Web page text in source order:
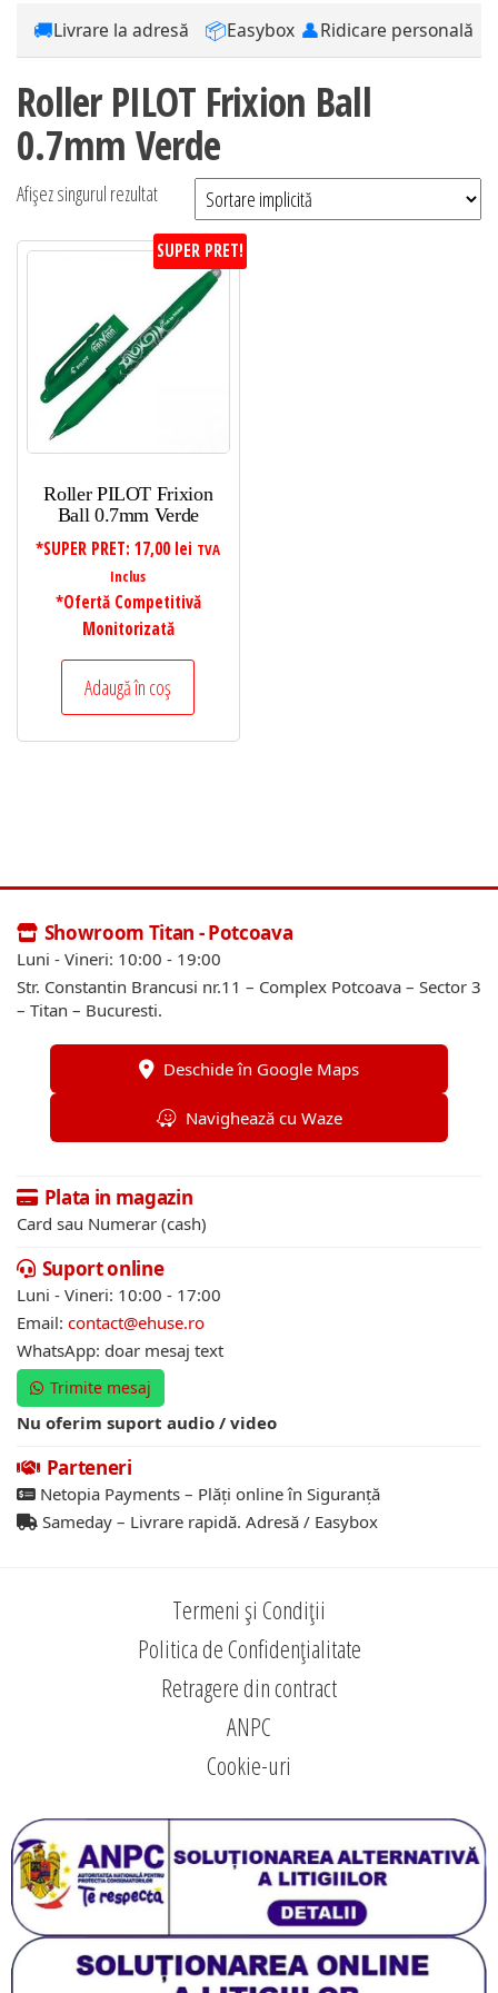
🚚Livrare la adresă 📦Easybox 👤Ridicare personală
Roller PILOT Frixion Ball
0.7mm Verde
Afișez singurul rezultat
SUPER PRET!
Roller PILOT Frixion
Ball 0.7mm Verde
*SUPER PRET:17,00 lei TVA
Inclus
*Ofertă Competitivă
Monitorizată
Adaugă în coș
Showroom Titan - Potcoava
Luni - Vineri: 10:00 - 19:00
Str. Constantin Brancusi nr.11 – Complex Potcoava – Sector 3
– Titan – Bucuresti.
Deschide în Google Maps
Navighează cu Waze
Plata in magazin
Card sau Numerar (cash)
Suport online
Luni - Vineri: 10:00 - 17:00
Email: contact@ehuse.ro
WhatsApp: doar mesaj text
Trimite mesaj
Nu oferim suport audio / video
Parteneri
Netopia Payments – Plăți online în Siguranță
Sameday – Livrare rapidă. Adresă / Easybox
Termeni și Condiții
Politica de Confidențialitate
Retragere din contract
ANPC
Cookie-uri